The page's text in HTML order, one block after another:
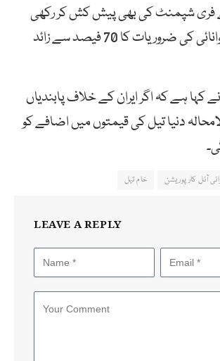
شپمنٹ کی بھی پیش کش کر رکھی
ہے۔بھارت اپنی توانائی کی ضروریات کا 70 فیصد سے زائد
نے کہا ہے کہ اگر ایران کے خلاف پابندیاں
دنیا تیل کی قیمتوں میں اضافے کو
آئل کارپوریشن خام تیل
LEAVE A REPLY